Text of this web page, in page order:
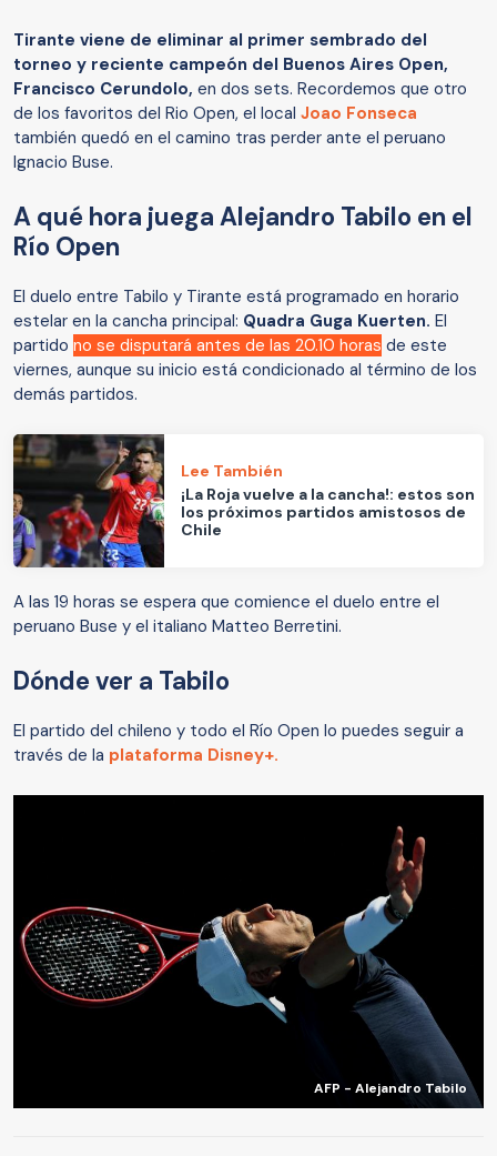
Tirante viene de eliminar al primer sembrado del
torneo y reciente campeón del Buenos Aires Open,
Francisco Cerundolo, en dos sets. Recordemos que otro
de los favoritos del Rio Open, el local Joao Fonseca
también quedó en el camino tras perder ante el peruano
Ignacio Buse.
A qué hora juega Alejandro Tabilo en el
Río Open
El duelo entre Tabilo y Tirante está programado en horario
estelar en la cancha principal: Quadra Guga Kuerten. El
partido no se disputará antes de las 20.10 horas de este
viernes, aunque su inicio está condicionado al término de los
demás partidos.
Lee También
¡La Roja vuelve a la cancha!: estos son
los próximos partidos amistosos de
Chile
A las 19 horas se espera que comience el duelo entre el
peruano Buse y el italiano Matteo Berretini.
Dónde ver a Tabilo
El partido del chileno y todo el Río Open lo puedes seguir a
través de la plataforma Disney+.
AFP - Alejandro Tabilo